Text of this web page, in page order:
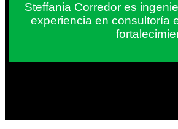
Steffania Corredor es
experiencia en consultoría